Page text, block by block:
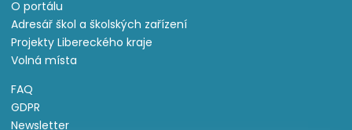
O portálu
Adresář škol a školských zařízení
Projekty Libereckého kraje
Volná místa
FAQ
GDPR
Newsletter